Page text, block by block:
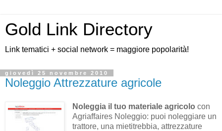
Gold Link Directory
Link tematici + social network = maggiore popolarità!
giovedì 25 novembre 2010
Noleggio Attrezzature agricole
Noleggia il tuo materiale agricolo con
Agriaffaires Noleggio: puoi noleggiare un
trattore, una mietitrebbia, attrezzature